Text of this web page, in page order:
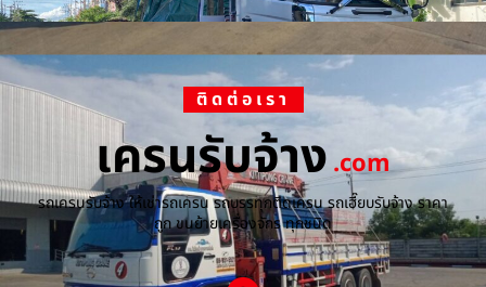
ติดต่อเรา
เครนรับจ้าง.com
รถเครนรับจ้าง ให้เช่ารถเครน รถบรรทุกติดเครน รถเฮี๊ยบรับจ้าง ราคา
ถูก ขนย้ายเครื่องจักร ทุกชนิด